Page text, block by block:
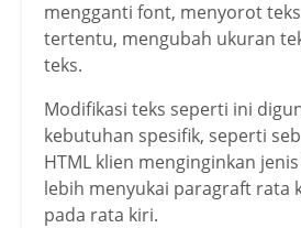
mengganti font, menyorot
tertentu, mengubah ukuran
teks.
Modifikasi teks seperti ini
kebutuhan spesifik, seperti
HTML klien menginginkan
lebih menyukai paragraft rata
pada rata kiri.